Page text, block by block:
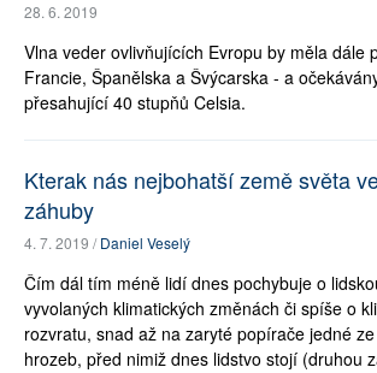
28. 6. 2019
Vlna veder ovlivňujících Evropu by měla dále
Francie, Španělska a Švýcarska - a
přesahující 40 stupňů Celsia.
Kterak nás nejbohatší země světa
záhuby
4. 7. 2019 /Daniel Veselý
Čím dál tím méně lidí dnes pochybuje o
vyvolaných klimatických změnách či spíše o
rozvratu, snad až na zaryté popírače jedné
hrozeb, před nimiž dnes lidstvo stojí (druhou